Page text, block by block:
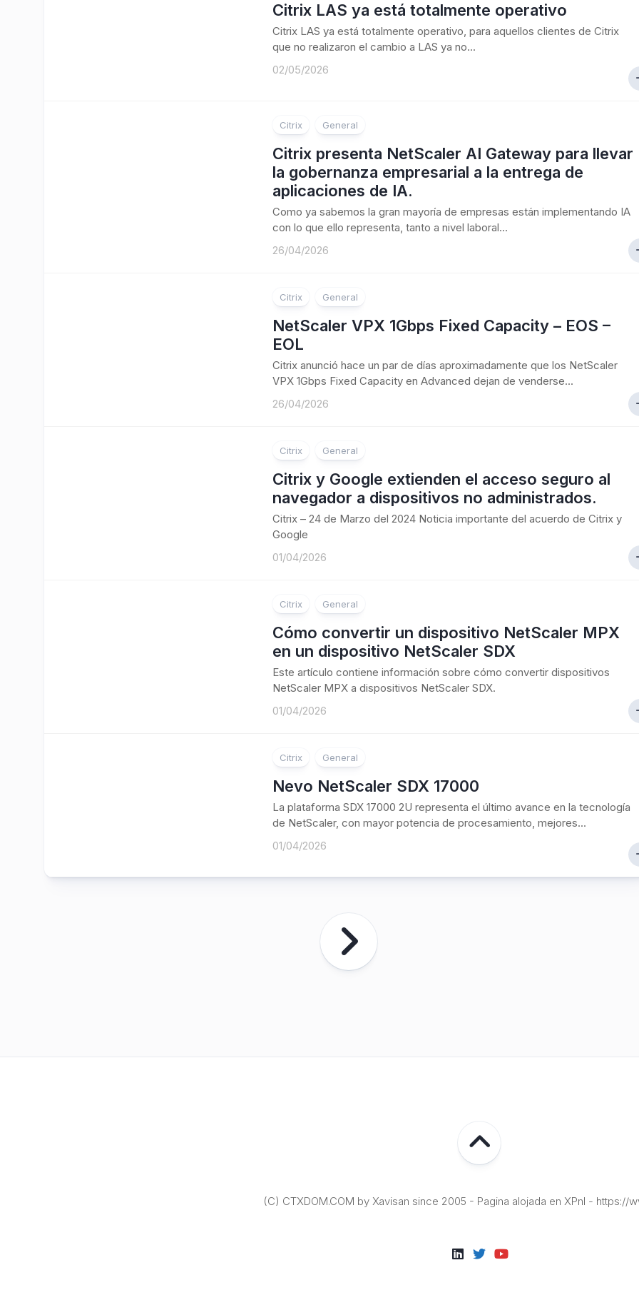
Citrix LAS ya está totalmente operativo
Citrix LAS ya está totalmente operativo, para aquellos clientes de Citrix
que no realizaron el cambio a LAS ya no...
02/05/2026
Citrix General
Citrix presenta NetScaler AI Gateway para llevar
la gobernanza empresarial a la entrega de
aplicaciones de IA.
Como ya sabemos la gran mayoría de empresas están implementando IA
con lo que ello representa, tanto a nivel laboral...
26/04/2026
Citrix General
NetScaler VPX 1Gbps Fixed Capacity – EOS –
EOL
Citrix anunció hace un par de días aproximadamente que los NetScaler
VPX 1Gbps Fixed Capacity en Advanced dejan de venderse...
26/04/2026
Citrix General
Citrix y Google extienden el acceso seguro al
navegador a dispositivos no administrados.
Citrix – 24 de Marzo del 2024 Noticia importante del acuerdo de Citrix y
Google
01/04/2026
Citrix General
Cómo convertir un dispositivo NetScaler MPX
en un dispositivo NetScaler SDX
Este artículo contiene información sobre cómo convertir dispositivos
NetScaler MPX a dispositivos NetScaler SDX.
01/04/2026
Citrix General
Nevo NetScaler SDX 17000
La plataforma SDX 17000 2U representa el último avance en la tecnología
de NetScaler, con mayor potencia de procesamiento, mejores...
01/04/2026
(C) CTXDOM.COM by Xavisan since 2005 - Pagina alojada en XPnI - https://